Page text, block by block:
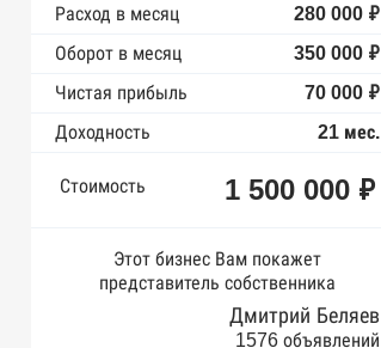
Расход в месяц
280 000 ₽
Оборот в месяц
350 000 ₽
Чистая прибыль
70 000 ₽
Доходность
21 мес.
Стоимость 1 500 000 ₽
Этот бизнес Вам покажет
представитель собственника
Дмитрий Беляев
1576 объявлений